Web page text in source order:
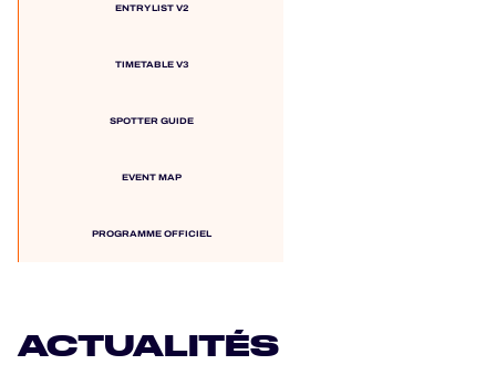
ENTRY LIST V2
TIMETABLE V3
SPOTTER GUIDE
EVENT MAP
PROGRAMME OFFICIEL
ACTUALITÉS